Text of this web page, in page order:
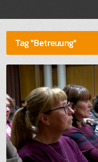
Tag "Betreuung"